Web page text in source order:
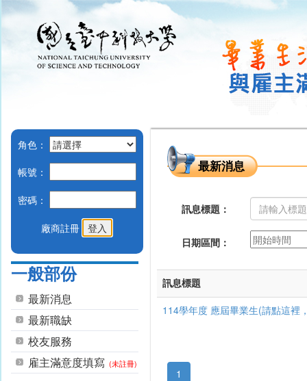
角色：
帳號：
密碼：
廠商註冊
一般部份
最新消息
最新職缺
校友服務
雇主滿意度填寫 (未註冊)
最新消息
訊息標題：
日期區間：
訊息標題
114學年度 應屆畢業生(請點這裡
1